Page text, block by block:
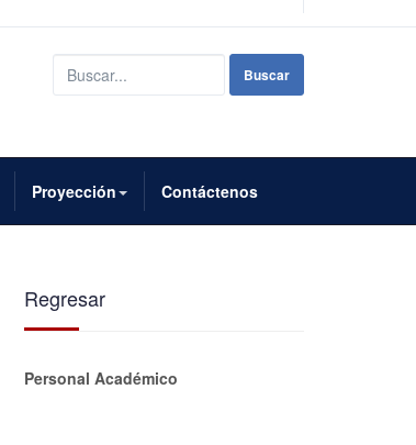
Buscar... Buscar
Proyección Contáctenos
Regresar
Personal Académico